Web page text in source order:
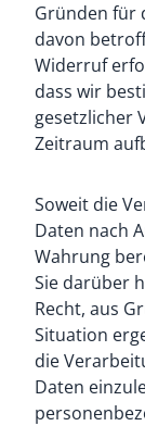
Gründen für
davon
Widerruf
dass wir
gesetzlicher
Zeitraum
Soweit die
Daten nach
Wahrung
Sie darüber
Recht, aus
Situation
die
Daten